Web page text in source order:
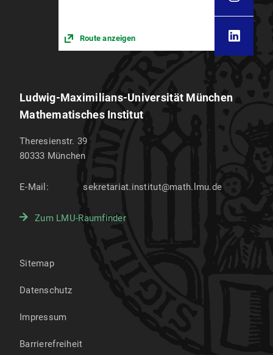
Route anzeigen
Ludwig-Maximilians-Universität München
Mathematisches Institut
Theresienstr. 39
80333 München
E-Mail: sekretariat.institut@math.lmu.de
Zum LMU-Raumfinder
Sitemap
Datenschutz
Impressum
Barrierefreiheit